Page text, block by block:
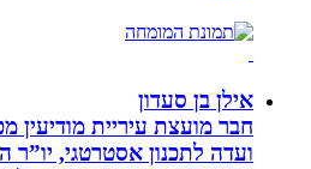
אילן בן סעדון
חבר מועצת עיריית מודיעין
ועדה לתכנון אסטרטגי, יו”ר